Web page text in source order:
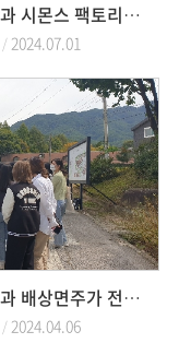
2024년 소비자생활문화산업학과 시몬스 팩토리움 기업탐방
2024.07.01
2022년 소비자생활문화산업학과 배상면주가 전통술박물관 산사원 현장학습
2024.04.06